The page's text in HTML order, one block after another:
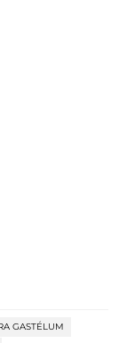
GASTÉLUM